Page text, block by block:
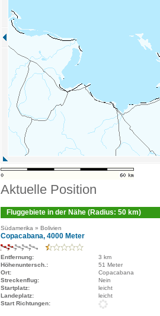
Aktuelle Position
Fluggebiete in der Nähe (Radius: 50 km)
Südamerika » Bolivien
Copacabana, 4000 Meter
Entfernung:
3 km
Höhenuntersch.:
51 Meter
Ort:
Copacabana
Streckenflug:
Nein
Startplatz:
leicht
Landeplatz:
leicht
Start Richtungen: